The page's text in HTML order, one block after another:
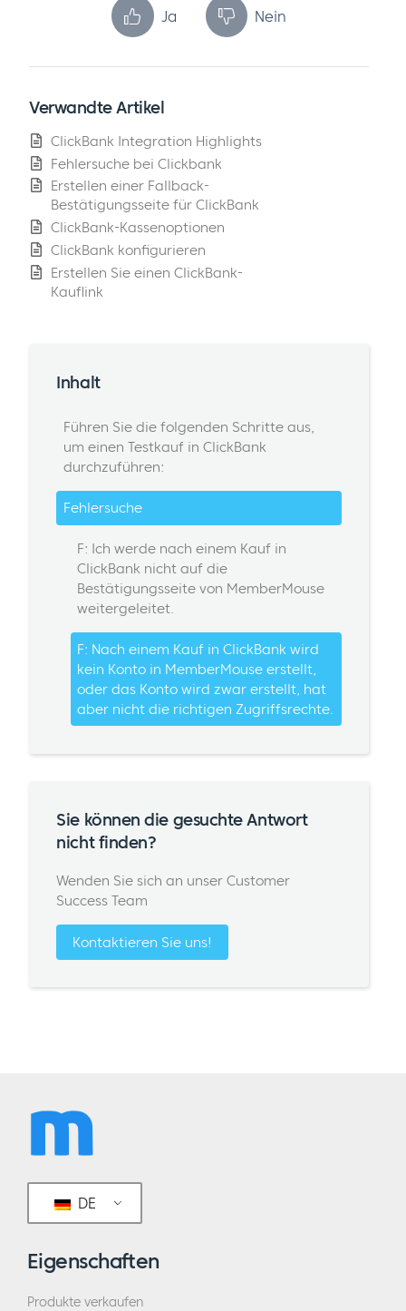
Ja Nein
Verwandte Artikel
ClickBank Integration Highlights
Fehlersuche bei Clickbank
Erstellen einer Fallback-
Bestätigungsseite für ClickBank
ClickBank-Kassenoptionen
ClickBank konfigurieren
Erstellen Sie einen ClickBank-
Kauflink
Inhalt
Führen Sie die folgenden Schritte aus,
um einen Testkauf in ClickBank
durchzuführen:
Fehlersuche
F: Ich werde nach einem Kauf in
ClickBank nicht auf die
Bestätigungsseite von MemberMouse
weitergeleitet.
F: Nach einem Kauf in ClickBank wird
kein Konto in MemberMouse erstellt,
oder das Konto wird zwar erstellt, hat
aber nicht die richtigen Zugriffsrechte.
Sie können die gesuchte Antwort
nicht finden?
Wenden Sie sich an unser Customer
Success Team
Kontaktieren Sie uns!
DE
Eigenschaften
Produkte verkaufen